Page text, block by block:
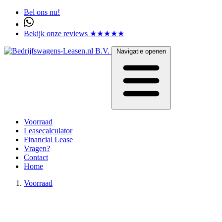
Bel ons nu!
Bekijk onze reviews ★★★★★
Navigatie openen
Voorraad
Leasecalculator
Financial Lease
Vragen?
Contact
Home
Voorraad